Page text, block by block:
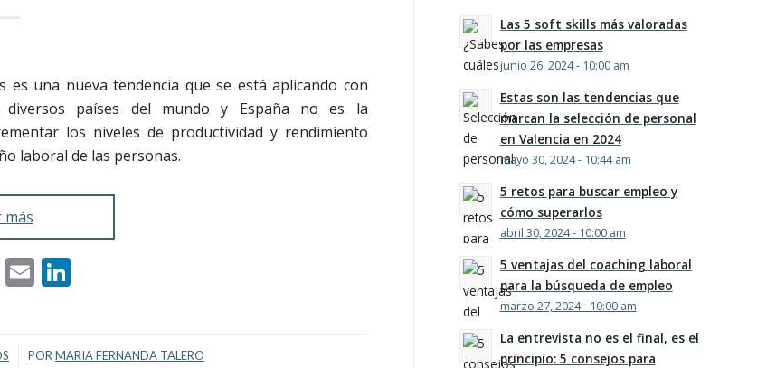
es una nueva tendencia que se está aplicando con
países del mundo y España no es la
los niveles de productividad y rendimiento
laboral de las personas.
más
X Email
PORMARIA FERNANDA TALERO
Las 5 soft skills más valoradas
por las empresas
junio 26, 2024 - 10:00 am
Estas son las tendencias que
marcan la selección de personal
en Valencia en 2024
mayo 30, 2024 - 10:44 am
5 retos para buscar empleo y
cómo superarlos
abril 30, 2024 - 10:00 am
5 ventajas del coaching laboral
para la búsqueda de empleo
marzo 27, 2024 - 10:00 am
La entrevista no es el final, es el
principio: 5 consejos para